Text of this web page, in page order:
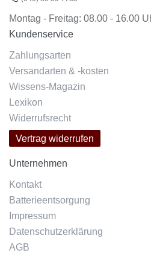
Montag - Freitag: 08.00 - 16.00
Kundenservice
Zahlungsarten
Versandarten & -kosten
Wissens-Magazin
Lexikon
Widerrufsrecht
Vertrag widerrufen
Unternehmen
Kontakt
Batterieentsorgung
Impressum
Datenschutzerklärung
AGB